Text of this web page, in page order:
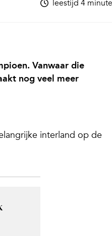
leestijd 4
Vanwaar die
nog veel meer
interland op de